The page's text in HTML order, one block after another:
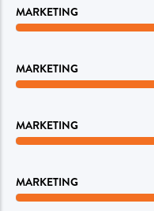
MARKETING
MARKETING
MARKETING
MARKETING